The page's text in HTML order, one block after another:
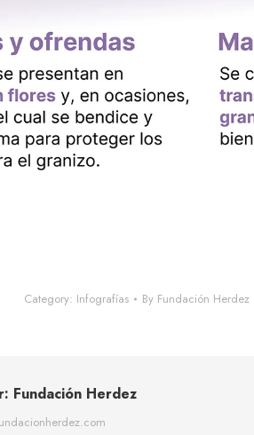
Category: Infografías By Fundación Herdez
Fundación Herdez